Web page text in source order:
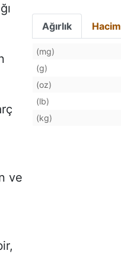
ve
Ağırlık Hacim
(mg)
(g)
(oz)
(lb)
(kg)